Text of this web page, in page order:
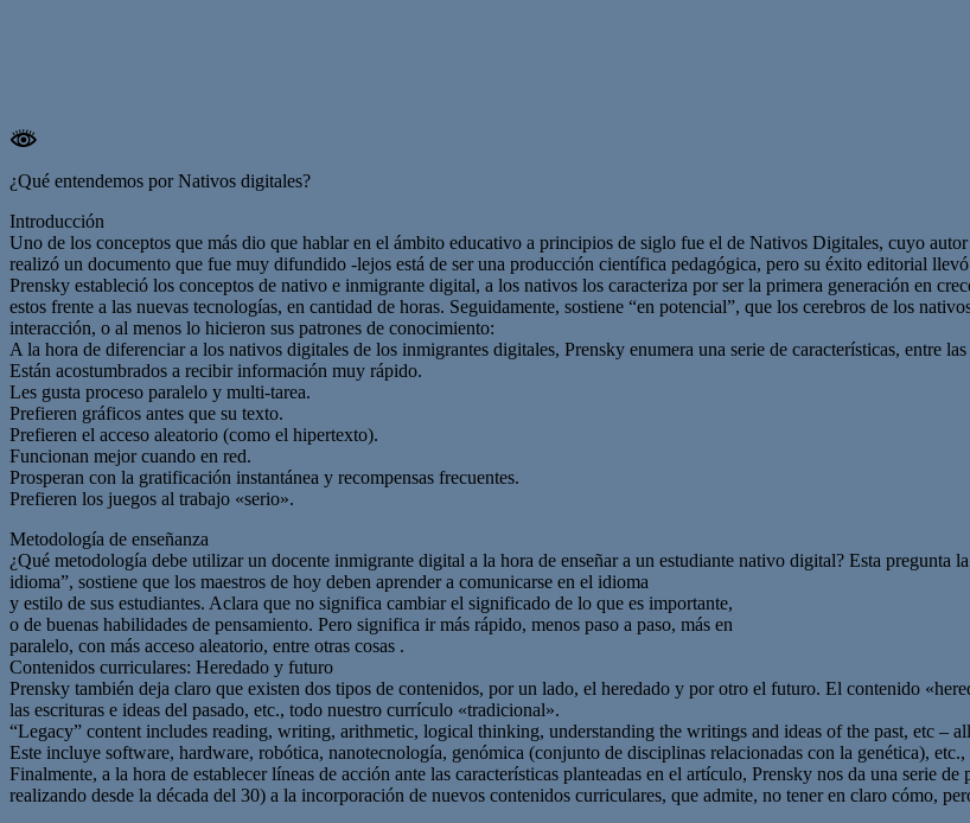
¿Qué entendemos por Nativos digitales?
Introducción
Uno de los conceptos que más dio que hablar en el ámbito educativo a principios de siglo fue el de Nativos Digitales, cuyo
realizó un documento que fue muy difundido -lejos está de ser una producción científica pedagógica, pero su éxito editorial
Prensky estableció los conceptos de nativo e inmigrante digital, a los nativos los caracteriza por ser la primera generación en
estos frente a las nuevas tecnologías, en cantidad de horas. Seguidamente, sostiene “en potencial”, que los cerebros de los
interacción, o al menos lo hicieron sus patrones de conocimiento:
A la hora de diferenciar a los nativos digitales de los inmigrantes digitales, Prensky enumera una serie de características, entre las
Están acostumbrados a recibir información muy rápido.
Les gusta proceso paralelo y multi-tarea.
Prefieren gráficos antes que su texto.
Prefieren el acceso aleatorio (como el hipertexto).
Funcionan mejor cuando en red.
Prosperan con la gratificación instantánea y recompensas frecuentes.
Prefieren los juegos al trabajo «serio».
Metodología de enseñanza
¿Qué metodología debe utilizar un docente inmigrante digital a la hora de enseñar a un estudiante nativo digital? Esta pregunta
idioma”, sostiene que los maestros de hoy deben aprender a comunicarse en el idioma
y estilo de sus estudiantes. Aclara que no significa cambiar el significado de lo que es importante,
o de buenas habilidades de pensamiento. Pero significa ir más rápido, menos paso a paso, más en
paralelo, con más acceso aleatorio, entre otras cosas .
Contenidos curriculares: Heredado y futuro
Prensky también deja claro que existen dos tipos de contenidos, por un lado, el heredado y por otro el futuro. El contenido
las escrituras e ideas del pasado, etc., todo nuestro currículo «tradicional».
“Legacy” content includes reading, writing, arithmetic, logical thinking, understanding the writings and ideas of the past, etc
Este incluye software, hardware, robótica, nanotecnología, genómica (conjunto de disciplinas relacionadas con la genética),
Finalmente, a la hora de establecer líneas de acción ante las características planteadas en el artículo, Prensky nos da una serie
realizando desde la década del 30) a la incorporación de nuevos contenidos curriculares, que admite, no tener en claro cómo,